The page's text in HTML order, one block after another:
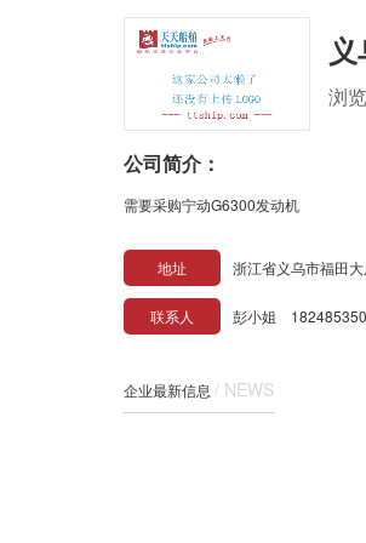
浏
公司简介：
需要采购宁动G6300发动机
地址 浙江省义乌市福田
联系人 彭小姐
企业最新信息 / NEWS